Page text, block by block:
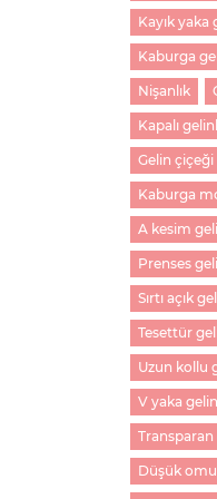
Kayık yaka
Kaburga
Nişanlık
Kapalı
Gelin çiçeği
Kaburga
A kesim
Prenses
Sırtı açık
Tesettür
Uzun kollu
V yaka
Düşük